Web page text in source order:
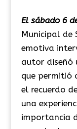
El sábado 6
Municipal de
emotiva
autor diseñó
que permitió
el recuerdo
una
importancia